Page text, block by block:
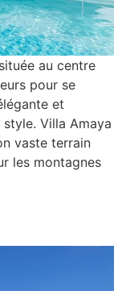
au centre
pour se
et
Villa Amaya
vaste terrain
les montagnes